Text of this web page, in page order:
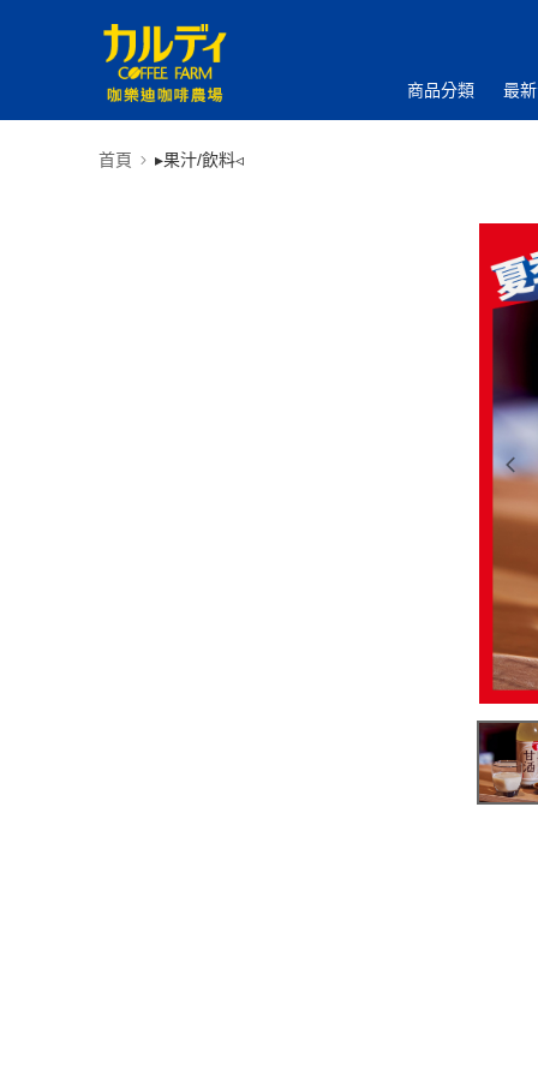
商品分類 最
首頁 ▸果汁/飲料◃